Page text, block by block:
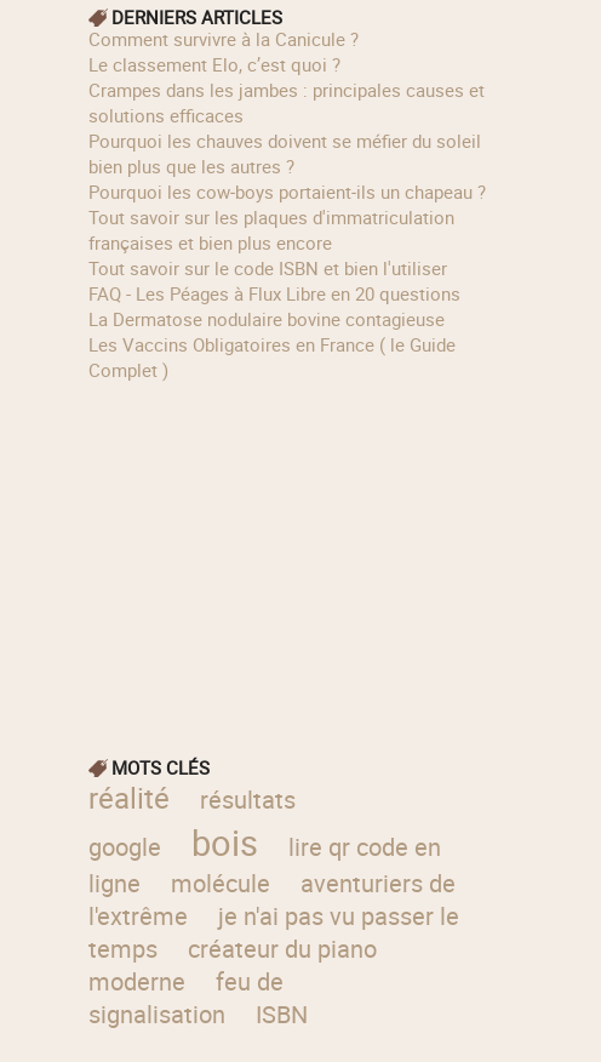
DERNIERS ARTICLES
Comment survivre à la Canicule ?
Le classement Elo, c’est quoi ?
Crampes dans les jambes : principales causes et
solutions efficaces
Pourquoi les chauves doivent se méfier du soleil
bien plus que les autres ?
Pourquoi les cow‑boys portaient‑ils un chapeau ?
Tout savoir sur les plaques d'immatriculation
françaises et bien plus encore
Tout savoir sur le code ISBN et bien l'utiliser
FAQ - Les Péages à Flux Libre en 20 questions
La Dermatose nodulaire bovine contagieuse
Les Vaccins Obligatoires en France ( le Guide
Complet )
MOTS CLÉS
réalité
résultats
google
bois
lire qr code en
ligne
molécule
aventuriers de
l'extrême
je n'ai pas vu passer le
temps
créateur du piano
moderne
feu de
signalisation
ISBN